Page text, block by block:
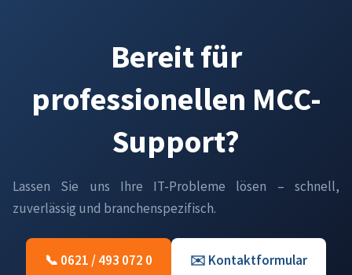
Bereit für
professionellen MCC-
Support?
Lassen Sie uns Ihre IT-Probleme lösen – schnell,
zuverlässig und branchenspezifisch.
📞 0621 / 493 072 0 ✉️ Kontaktformular